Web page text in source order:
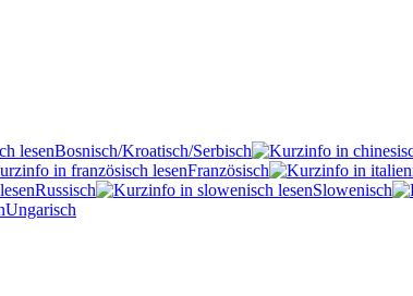
Bosnisch/Kroatisch/Serbisch
Französisch
Russisch
Slowenisch
Ungarisch